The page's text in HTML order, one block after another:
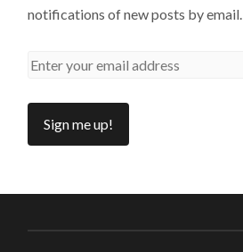
notifications of new posts by email.